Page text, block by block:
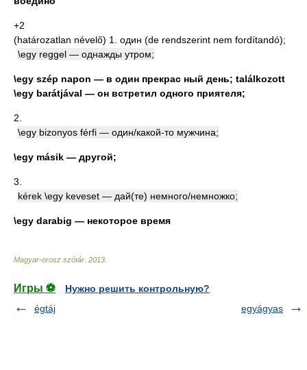
+2
(határozatlan névelő) 1. один (de rendszerint nem fordítandó);
\egy reggel — однажды утром;
\egy szép napon — в один прекрас ный день; találkozott
\egy barátjával — он встретил одного приятеля;
2.
\egy bizonyos férfi — один/какой-то мужчина;
\egy másik — другой;
3.
kérek \egy keveset — дай(те) немного/немножко;
\egy darabig — некоторое время
Magyar-orosz szótár 2013
Игры ⚽
Нужно решить контрольную?
égtáj
egyágyas